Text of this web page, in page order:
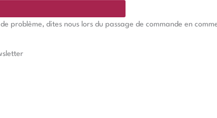
problème, dites nous lors du passage de commande en